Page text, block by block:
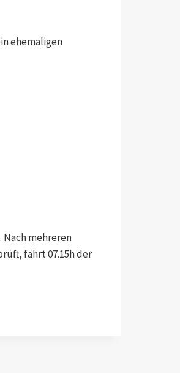
ehemaligen
Nach mehreren
fährt 07.15h der